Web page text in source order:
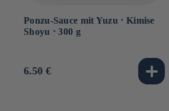
Ponzu-Sauce mit Yuzu ⋅ Kimise
Shoyu ⋅ 300 g
Normaler
6.50 €